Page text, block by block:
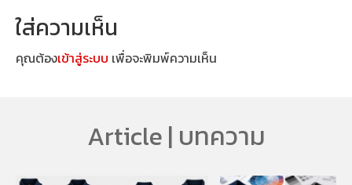
ใส่ความเห็น
คุณต้องเข้าสู่ระบบ เพื่อจะพิมพ์ความเห็น
Article | บทความ